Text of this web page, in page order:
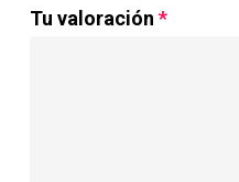
Tu valoración *